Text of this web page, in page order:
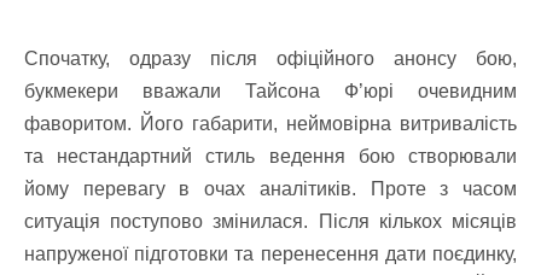
Спочатку, одразу після офіційного анонсу бою,
букмекери вважали Тайсона Ф’юрі очевидним
фаворитом. Його габарити, неймовірна витривалість
та нестандартний стиль ведення бою створювали
йому перевагу в очах аналітиків. Проте з часом
ситуація поступово змінилася. Після кількох місяців
напруженої підготовки та перенесення дати поєдинку,